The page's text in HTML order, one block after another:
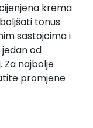
krema
tonus
sastojcima i
od
Za najbolje
promjene